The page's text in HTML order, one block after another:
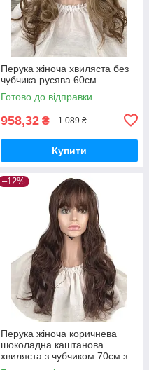
Перука жіноча хвиляста без
чубчика русява 60см
Готово до відправки
958,32 ₴ 1 089 ₴
Купити
–12%
Перука жіноча коричнева
шоколадна каштанова
хвиляста з чубчиком 70см з
термоволокна